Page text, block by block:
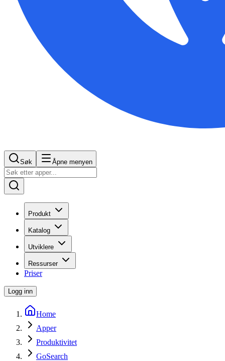
Søk Åpne menyen
Produkt
Katalog
Utviklere
Ressurser
Priser
Logg inn
Home
Apper
Produktivitet
GoSearch